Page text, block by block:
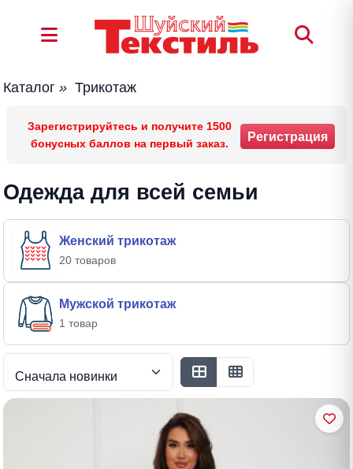
Каталог » Трикотаж
Зарегистрируйтесь и получите 1500
бонусных баллов на первый заказ.
Регистрация
Одежда для всей семьи
Женский трикотаж
20 товаров
Мужской трикотаж
1 товар